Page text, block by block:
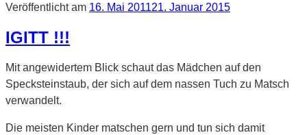
Veröffentlicht am 16. Mai 201121. Januar 2015
IGITT !!!
Mit angewidertem Blick schaut das Mädchen auf den
Specksteinstaub, der sich auf dem nassen Tuch zu Matsch
verwandelt.
Die meisten Kinder matschen gern und tun sich damit